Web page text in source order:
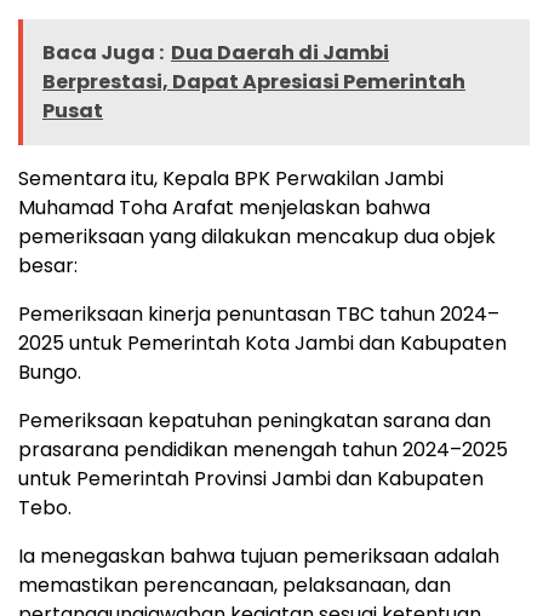
Baca Juga : Dua Daerah di Jambi
Berprestasi, Dapat Apresiasi Pemerintah
Pusat
Sementara itu, Kepala BPK Perwakilan Jambi
Muhamad Toha Arafat menjelaskan bahwa
pemeriksaan yang dilakukan mencakup dua objek
besar:
Pemeriksaan kinerja penuntasan TBC tahun 2024–
2025 untuk Pemerintah Kota Jambi dan Kabupaten
Bungo.
Pemeriksaan kepatuhan peningkatan sarana dan
prasarana pendidikan menengah tahun 2024–2025
untuk Pemerintah Provinsi Jambi dan Kabupaten
Tebo.
Ia menegaskan bahwa tujuan pemeriksaan adalah
memastikan perencanaan, pelaksanaan, dan